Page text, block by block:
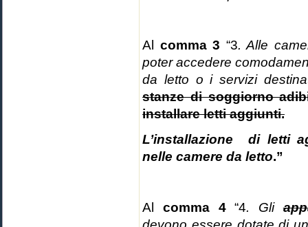
Al comma 3 “3. Alle
poter accedere
da letto o i servizi
stanze di soggiorno
installare letti aggiunti.
L’installazione di letti
nelle camere da letto.”
Al comma 4“4. Gli